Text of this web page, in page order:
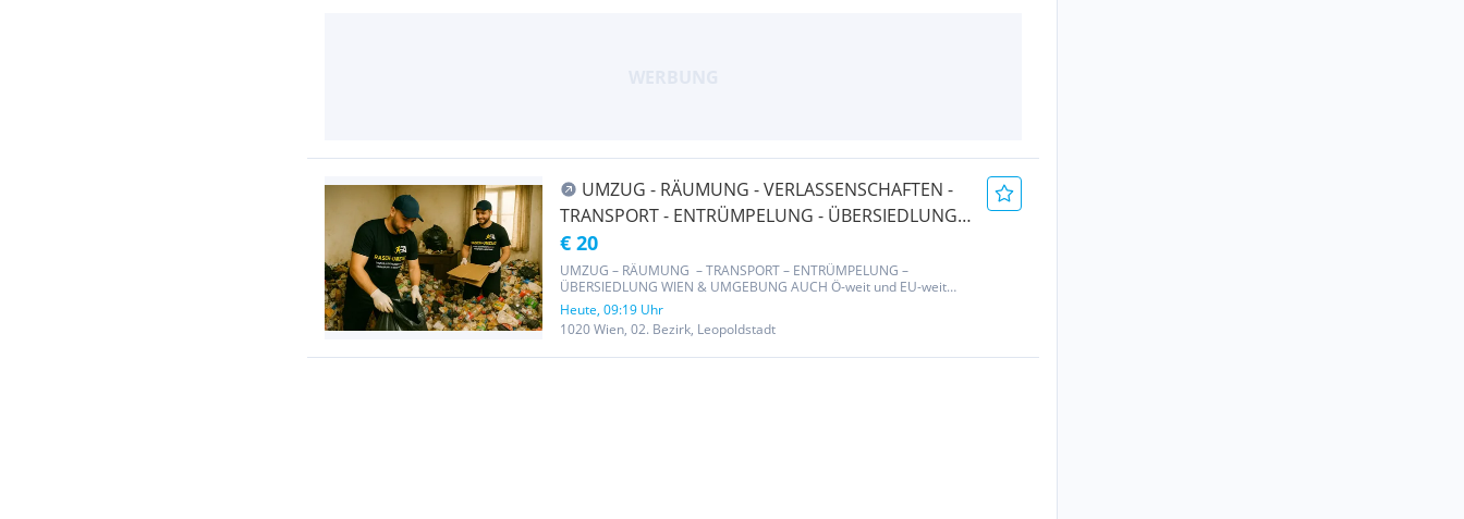
UMZUG - RÄUMUNG - VERLASSENSCHAFTEN -
TRANSPORT - ENTRÜMPELUNG - ÜBERSIEDLUNG
WIEN & UMGEBUNG AUCH Ö-weit und EU-weit
€ 20
UMZUG – RÄUMUNG – TRANSPORT – ENTRÜMPELUNG –
ÜBERSIEDLUNG WIEN & UMGEBUNG AUCH Ö-weit und EU-weit
Schnell & zuverlässig Kurzfristige Termine möglich Faire Preise –
keine versteckten Kosten! Auch Wochenende möglich Unsere
Leistungen: ● Räumungen/...
Heute, 09:19 Uhr
1020 Wien, 02. Bezirk, Leopoldstadt